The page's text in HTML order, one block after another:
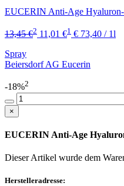
EUCERIN Anti-Age
13,45 €2 11,01 €1 € 73,40 / 1l
Spray
Beiersdorf AG Eucerin
-18%2
×
EUCERIN Anti-Age
Dieser Artikel wurde dem
Herstelleradresse: